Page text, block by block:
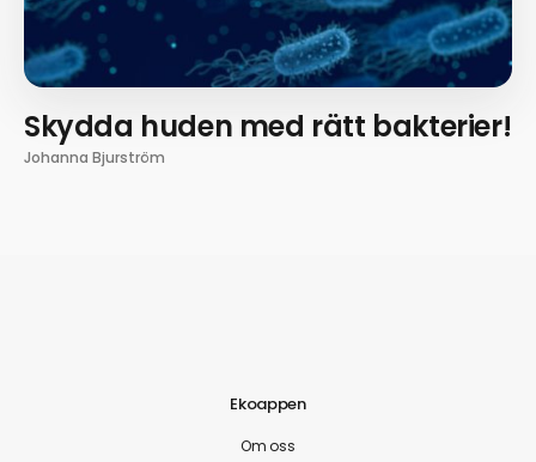
Skydda huden med rätt bakterier!
Johanna Bjurström
Ekoappen
Om oss